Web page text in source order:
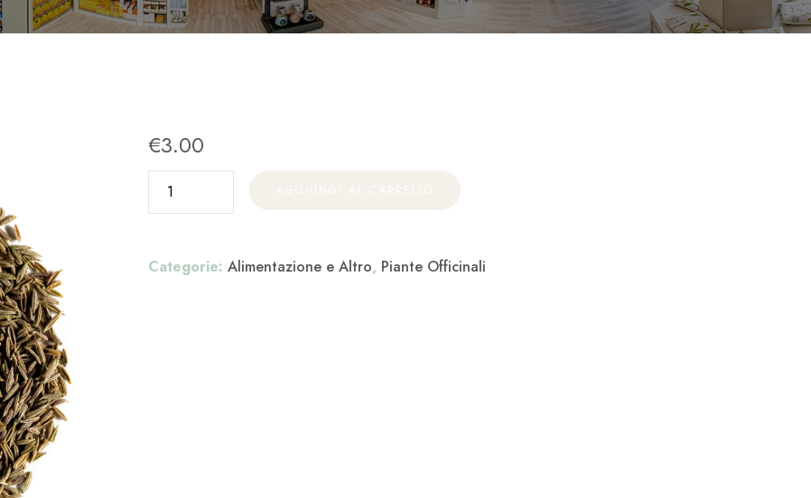
€3.00
Categorie: Alimentazione e Altro, Piante Officinali